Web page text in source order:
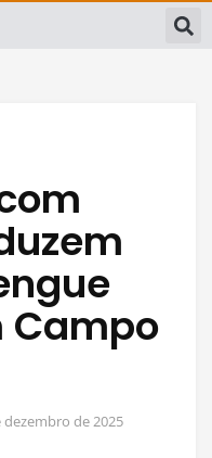
Campo
dezembro de 2025